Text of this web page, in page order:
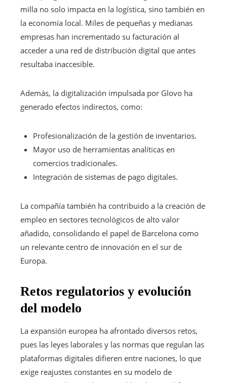
milla no solo impacta en la logística, sino también en
la economía local. Miles de pequeñas y medianas
empresas han incrementado su facturación al
acceder a una red de distribución digital que antes
resultaba inaccesible.
Además, la digitalización impulsada por Glovo ha
generado efectos indirectos, como:
Profesionalización de la gestión de inventarios.
Mayor uso de herramientas analíticas en
comercios tradicionales.
Integración de sistemas de pago digitales.
La compañía también ha contribuido a la creación de
empleo en sectores tecnológicos de alto valor
añadido, consolidando el papel de Barcelona como
un relevante centro de innovación en el sur de
Europa.
Retos regulatorios y evolución
del modelo
La expansión europea ha afrontado diversos retos,
pues las leyes laborales y las normas que regulan las
plataformas digitales difieren entre naciones, lo que
exige reajustes constantes en su modelo de